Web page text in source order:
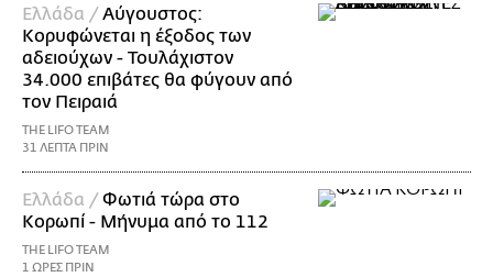
Ελλάδα /Αύγουστος:
Κορυφώνεται η έξοδος των
αδειούχων - Τουλάχιστον
34.000 επιβάτες θα φύγουν από
τον Πειραιά
THE LIFO TEAM
31 ΛΕΠΤΑ ΠΡΙΝ
Ελλάδα /Φωτιά τώρα στο
Κορωπί - Μήνυμα από το 112
THE LIFO TEAM
1 ΩΡΕΣ ΠΡΙΝ